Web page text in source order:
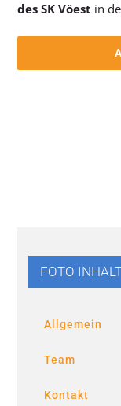
des SK Vöest in
FOTO
Allgemein
Team
Kontakt